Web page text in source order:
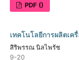
PDF ()
เทคโนโลยีการผลิตเค
สิริพรรณ นิลไพรัช
9-20